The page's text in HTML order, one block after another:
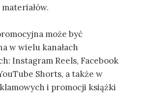
może być
w wielu kanałach
Instagram Reels, Facebook
Shorts, a także w
i promocji książki